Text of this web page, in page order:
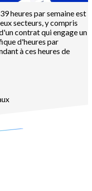
heures par semaine est
secteurs, y compris
contrat qui engage un
d'heures par
à ces heures de